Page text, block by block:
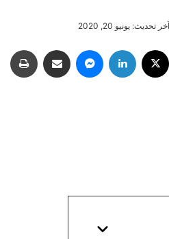
آخر تحديث: يونيو 20, 2020
فيسبوك لينكدإن ماسنجر مشاركة عبر البريد